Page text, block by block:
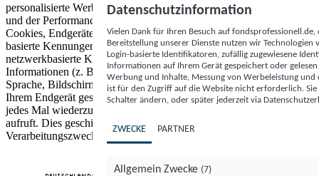
personalisierte Werbung und Inhalte, Messung von Werbeleistung
und der Performance von Inhalten sowie Zielgruppenforschung.
Cookies, Endgeräte- oder ähnliche Online-Kennungen (z. B. login-
basierte Kennungen, zufällig generierte Kennungen,
netzwerkbasierte Kennungen) können zusammen mit anderen
Informationen (z. B. Browsertyp und Browserinformationen,
Sprache, Bildschirmgröße, unterstützte Technologien usw.) auf
Ihrem Endgerät gespeichert oder von dort ausgelesen werden, um es
jedes Mal wiederzuerkennen, wenn es eine App oder einer Webseite
aufruft. Dies geschieht für einen oder mehrere der hier aufgeführten
Verarbeitungszwecke.
Datenschutzinformation
Vielen Dank für Ihren Besuch auf
Bereitstellung unserer Dienste nutzen wir Technologien
Login-basierte Identifikatoren, zufällig zugewiesene
Informationen auf Ihrem Gerät gespeichert oder
Werbung und Inhalte, Messung von Werbeleistung
ist für den Zugriff auf die Website nicht erforderlich.
Schalter ändern, oder später jederzeit via
ZWECKE PARTNER
Allgemein Zwecke (7)